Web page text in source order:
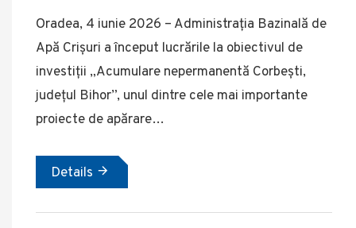
Oradea, 4 iunie 2026 – Administrația Bazinală de
Apă Crișuri a început lucrările la obiectivul de
investiții „Acumulare nepermanentă Corbești,
județul Bihor”, unul dintre cele mai importante
proiecte de apărare…
Details